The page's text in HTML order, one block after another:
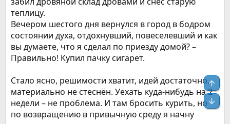
теплицу.
Вечером шестого дня вернулся в город в бодром
состоянии духа, отдохнувший, повеселевший и как
вы думаете, что я сделал по приезду домой? –
Правильно! Купил пачку сигарет.
Стало ясно, решимости хватит, идей достаточно,
материально не стеснён. Уехать куда-нибудь на 2
недели – не проблема. И там бросить курить, но
по возвращению в привычную среду я начну